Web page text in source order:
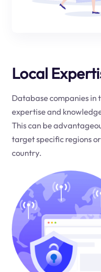
Local
Database companies in
expertise and
This can be
target specific regions
country.